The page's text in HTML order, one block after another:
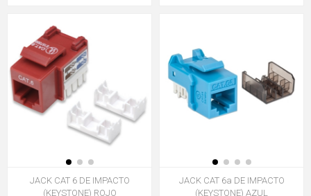
JACK CAT 6 DE IMPACTO
(KEYSTONE) ROJO
JACK CAT 6a DE IMPACTO
(KEYSTONE) AZUL